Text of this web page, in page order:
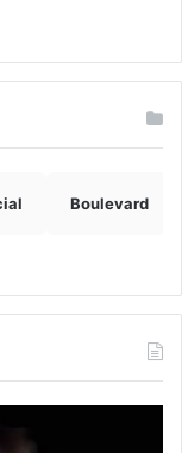
Boulevard